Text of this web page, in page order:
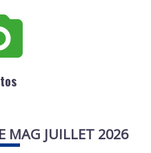
MAG JUILLET 2026